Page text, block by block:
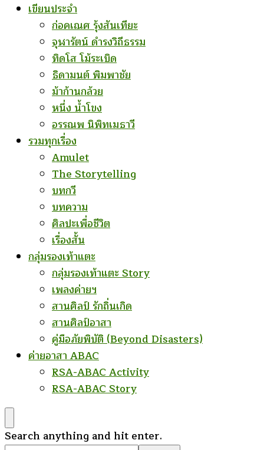
เขียนประจำ
ก่อคเณศ รุ้งสันเทียะ
จุฬารัตน์ ดำรงวิถีธรรม
ทิดโส โม้ระเบิด
ธิดามนต์ พิมพาชัย
ม้าก้านกล้วย
หนึ่ง น้ำโขง
อรรณพ นิพิทเมธาวี
รวมทุกเรื่อง
Amulet
The Storytelling
บทกวี
บทความ
ศิลปะเพื่อชีวิต
เรื่องสั้น
กลุ่มรองเท้าแตะ
กลุ่มรองเท้าแตะ Story
เพลงค่ายฯ
สานศิลป์ รักถิ่นเกิด
สานศิลป์อาสา
คู่มือภัยพิบัติ (Beyond Disasters)
ค่ายอาสา ABAC
RSA-ABAC Activity
RSA-ABAC Story
Looking
Search anything and hit enter.